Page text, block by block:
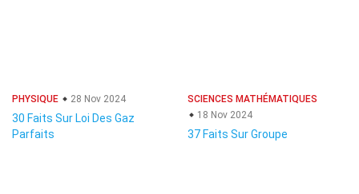
PHYSIQUE 28 Nov 2024
30 Faits Sur Loi Des Gaz
Parfaits
SCIENCES MATHÉMATIQUES
18 Nov 2024
37 Faits Sur Groupe